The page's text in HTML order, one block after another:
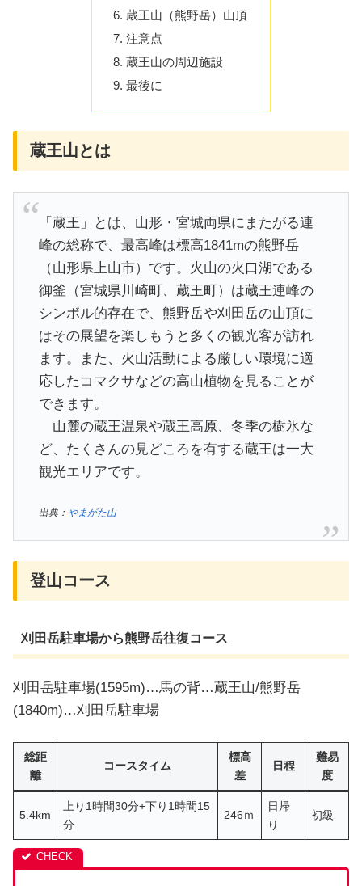
蔵王山（熊野岳）山頂
注意点
蔵王山の周辺施設
最後に
蔵王山とは
「蔵王」とは、山形・宮城両県にまたがる連
峰の総称で、最高峰は標高1841mの熊野岳
（山形県上山市）です。火山の火口湖である
御釜（宮城県川崎町、蔵王町）は蔵王連峰の
シンボル的存在で、熊野岳や刈田岳の山頂に
はその展望を楽しもうと多くの観光客が訪れ
ます。また、火山活動による厳しい環境に適
応したコマクサなどの高山植物を見ることが
できます。
山麓の蔵王温泉や蔵王高原、冬季の樹氷な
ど、たくさんの見どころを有する蔵王は一大
観光エリアです。
出典： やまがた山
登山コース
刈田岳駐車場から熊野岳往復コース
刈田岳駐車場(1595m)…馬の背…蔵王山/熊野岳
(1840m)…刈田岳駐車場
総距
離
コースタイム
標高
差
日程
難易
度
5.4km
上り1時間30分+下り1時間15
分
246ｍ
日帰
り
初級